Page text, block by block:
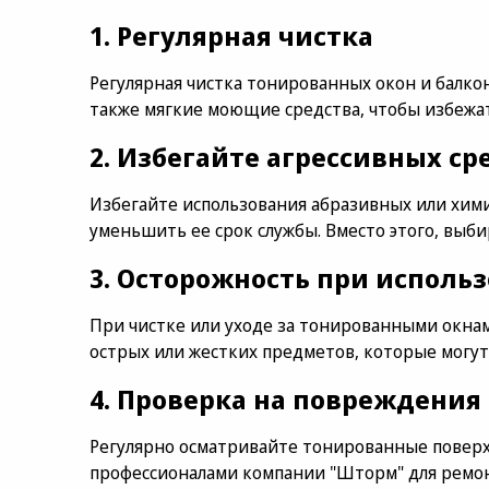
1. Регулярная чистка
Регулярная чистка тонированных окон и
также мягкие моющие средства, чтобы
2. Избегайте агрессивных
Избегайте использования абразивных или
уменьшить ее срок службы. Вместо этого,
3. Осторожность при
При чистке или уходе за тонированными
острых или жестких предметов, которые
4. Проверка на повреждения
Регулярно осматривайте тонированные
профессионалами компании "Шторм" для